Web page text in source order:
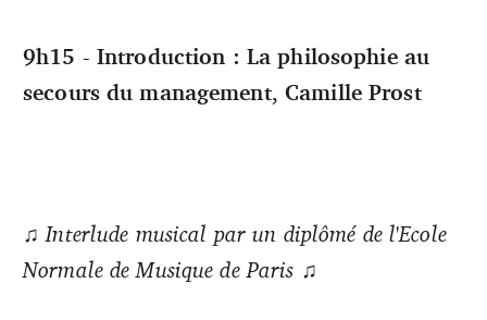
9h15 - Introduction : La philosophie au
secours du management, Camille Prost
♫ Interlude musical par un diplômé de l'Ecole
Normale de Musique de Paris ♫